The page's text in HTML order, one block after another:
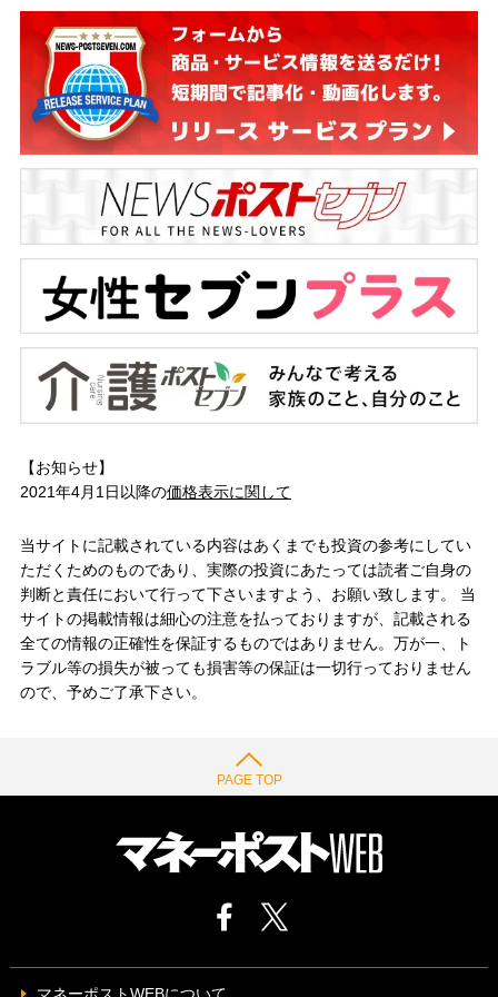
【お知らせ】
2021年4月1日以降の価格表示に関して
当サイトに記載されている内容はあくまでも投資の参考にしてい
ただくためのものであり、実際の投資にあたっては読者ご自身の
判断と責任において行って下さいますよう、お願い致します。 当
サイトの掲載情報は細心の注意を払っておりますが、記載される
全ての情報の正確性を保証するものではありません。万が一、ト
ラブル等の損失が被っても損害等の保証は一切行っておりません
ので、予めご了承下さい。
PAGE TOP